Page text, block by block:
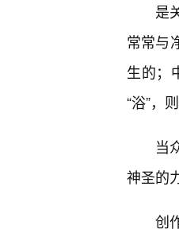
是
常常与
生的；
“浴”，
当
神圣的
创